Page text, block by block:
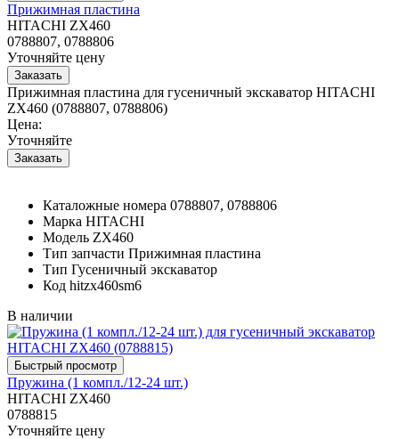
Прижимная пластина
HITACHI ZX460
0788807, 0788806
Уточняйте цену
Прижимная пластина для гусеничный экскаватор HITACHI
ZX460 (0788807, 0788806)
Цена:
Уточняйте
Каталожные номера 0788807, 0788806
Марка HITACHI
Модель ZX460
Тип запчасти Прижимная пластина
Тип Гусеничный экскаватор
Код hitzx460sm6
В наличии
Пружина (1 компл./12-24 шт.)
HITACHI ZX460
0788815
Уточняйте цену